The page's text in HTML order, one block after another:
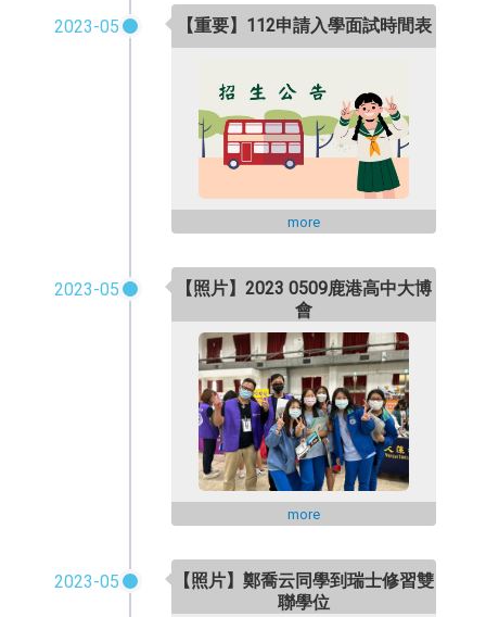
2023-05 【重要】112申請入學面試時間表
more
2023-05
【照片】2023 0509鹿港高中大博
會
more
2023-05
【照片】鄭喬云同學到瑞士修習雙
聯學位